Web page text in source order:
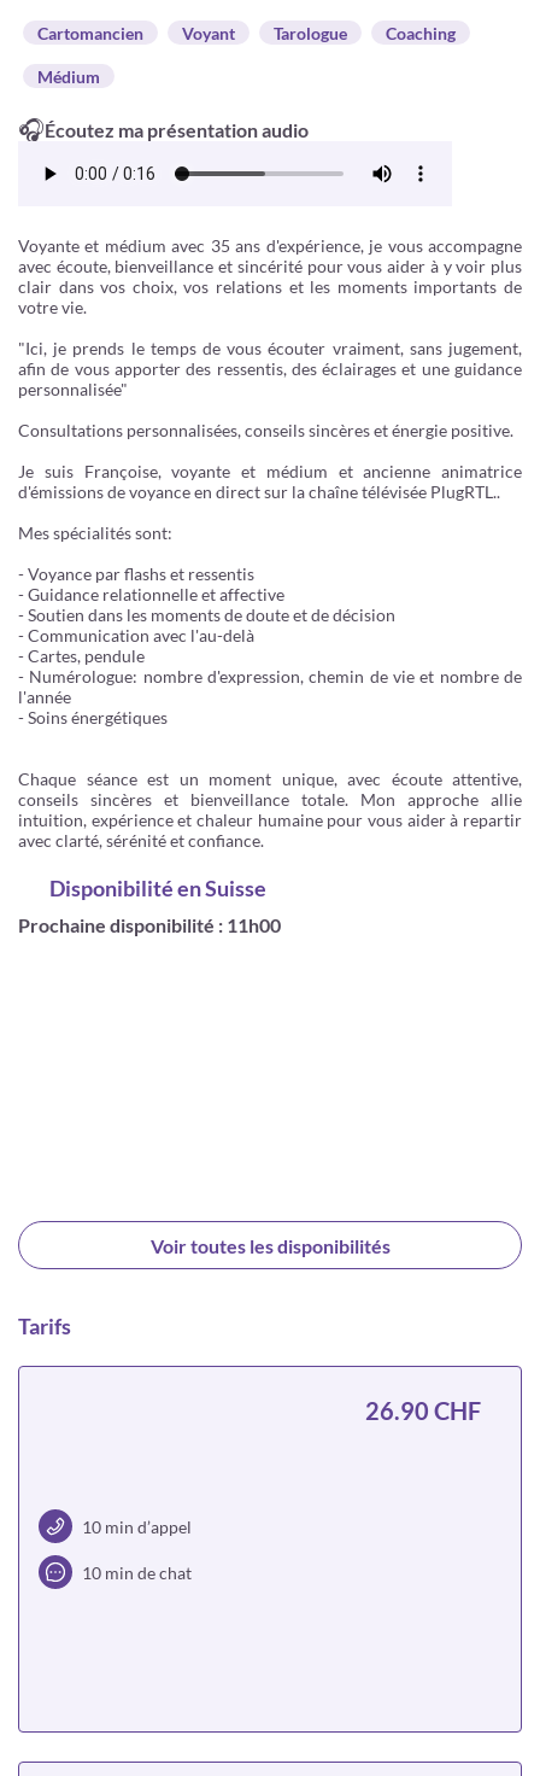
Cartomancien Voyant Tarologue Coaching
Médium
🎧Écoutez ma présentation audio
Voyante et médium avec 35 ans d'expérience, je vous accompagne
avec écoute, bienveillance et sincérité pour vous aider à y voir plus
clair dans vos choix, vos relations et les moments importants de
votre vie.
"Ici, je prends le temps de vous écouter vraiment, sans jugement,
afin de vous apporter des ressentis, des éclairages et une guidance
personnalisée"
Consultations personnalisées, conseils sincères et énergie positive.
Je suis Françoise, voyante et médium et ancienne animatrice
d'émissions de voyance en direct sur la chaîne télévisée PlugRTL..
Mes spécialités sont:
- Voyance par flashs et ressentis
- Guidance relationnelle et affective
- Soutien dans les moments de doute et de décision
- Communication avec l'au-delà
- Cartes, pendule
- Numérologue: nombre d'expression, chemin de vie et nombre de
l'année
- Soins énergétiques
Chaque séance est un moment unique, avec écoute attentive,
conseils sincères et bienveillance totale. Mon approche allie
intuition, expérience et chaleur humaine pour vous aider à repartir
avec clarté, sérénité et confiance.
Disponibilitéen Suisse
Prochaine disponibilité : 11h00
Voir toutes les disponibilités
Tarifs
10 min d’appel
10 min de chat
26.90 CHF